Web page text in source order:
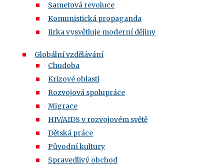
Sametová revoluce
Komunistická propaganda
Jirka vysvětluje moderní dějiny
Globální vzdělávání
Chudoba
Krizové oblasti
Rozvojová spolupráce
Migrace
HIV/AIDS v rozvojovém světě
Dětská práce
Původní kultury
Spravedlivý obchod